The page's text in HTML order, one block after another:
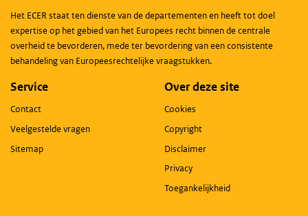
Het ECER staat ten dienste van de departementen en heeft tot doel
expertise op het gebied van het Europees recht binnen de centrale
overheid te bevorderen, mede ter bevordering van een consistente
behandeling van Europeesrechtelijke vraagstukken.
Service
Contact
Veelgestelde vragen
Sitemap
Over deze site
Cookies
Copyright
Disclaimer
Privacy
Toegankelijkheid